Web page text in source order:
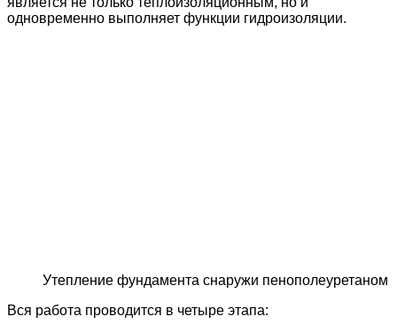
одновременно выполняет функции гидроизоляции.
Утепление фундамента снаружи пенополеуретаном
Вся работа проводится в четыре этапа: